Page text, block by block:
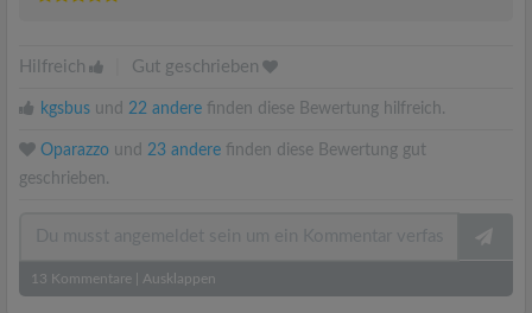
Hilfreich Gut geschrieben
kgsbus und 22 andere finden diese Bewertung hilfreich.
Oparazzo und 23 andere finden diese Bewertung gut
geschrieben.
13 Kommentare Ausklappen